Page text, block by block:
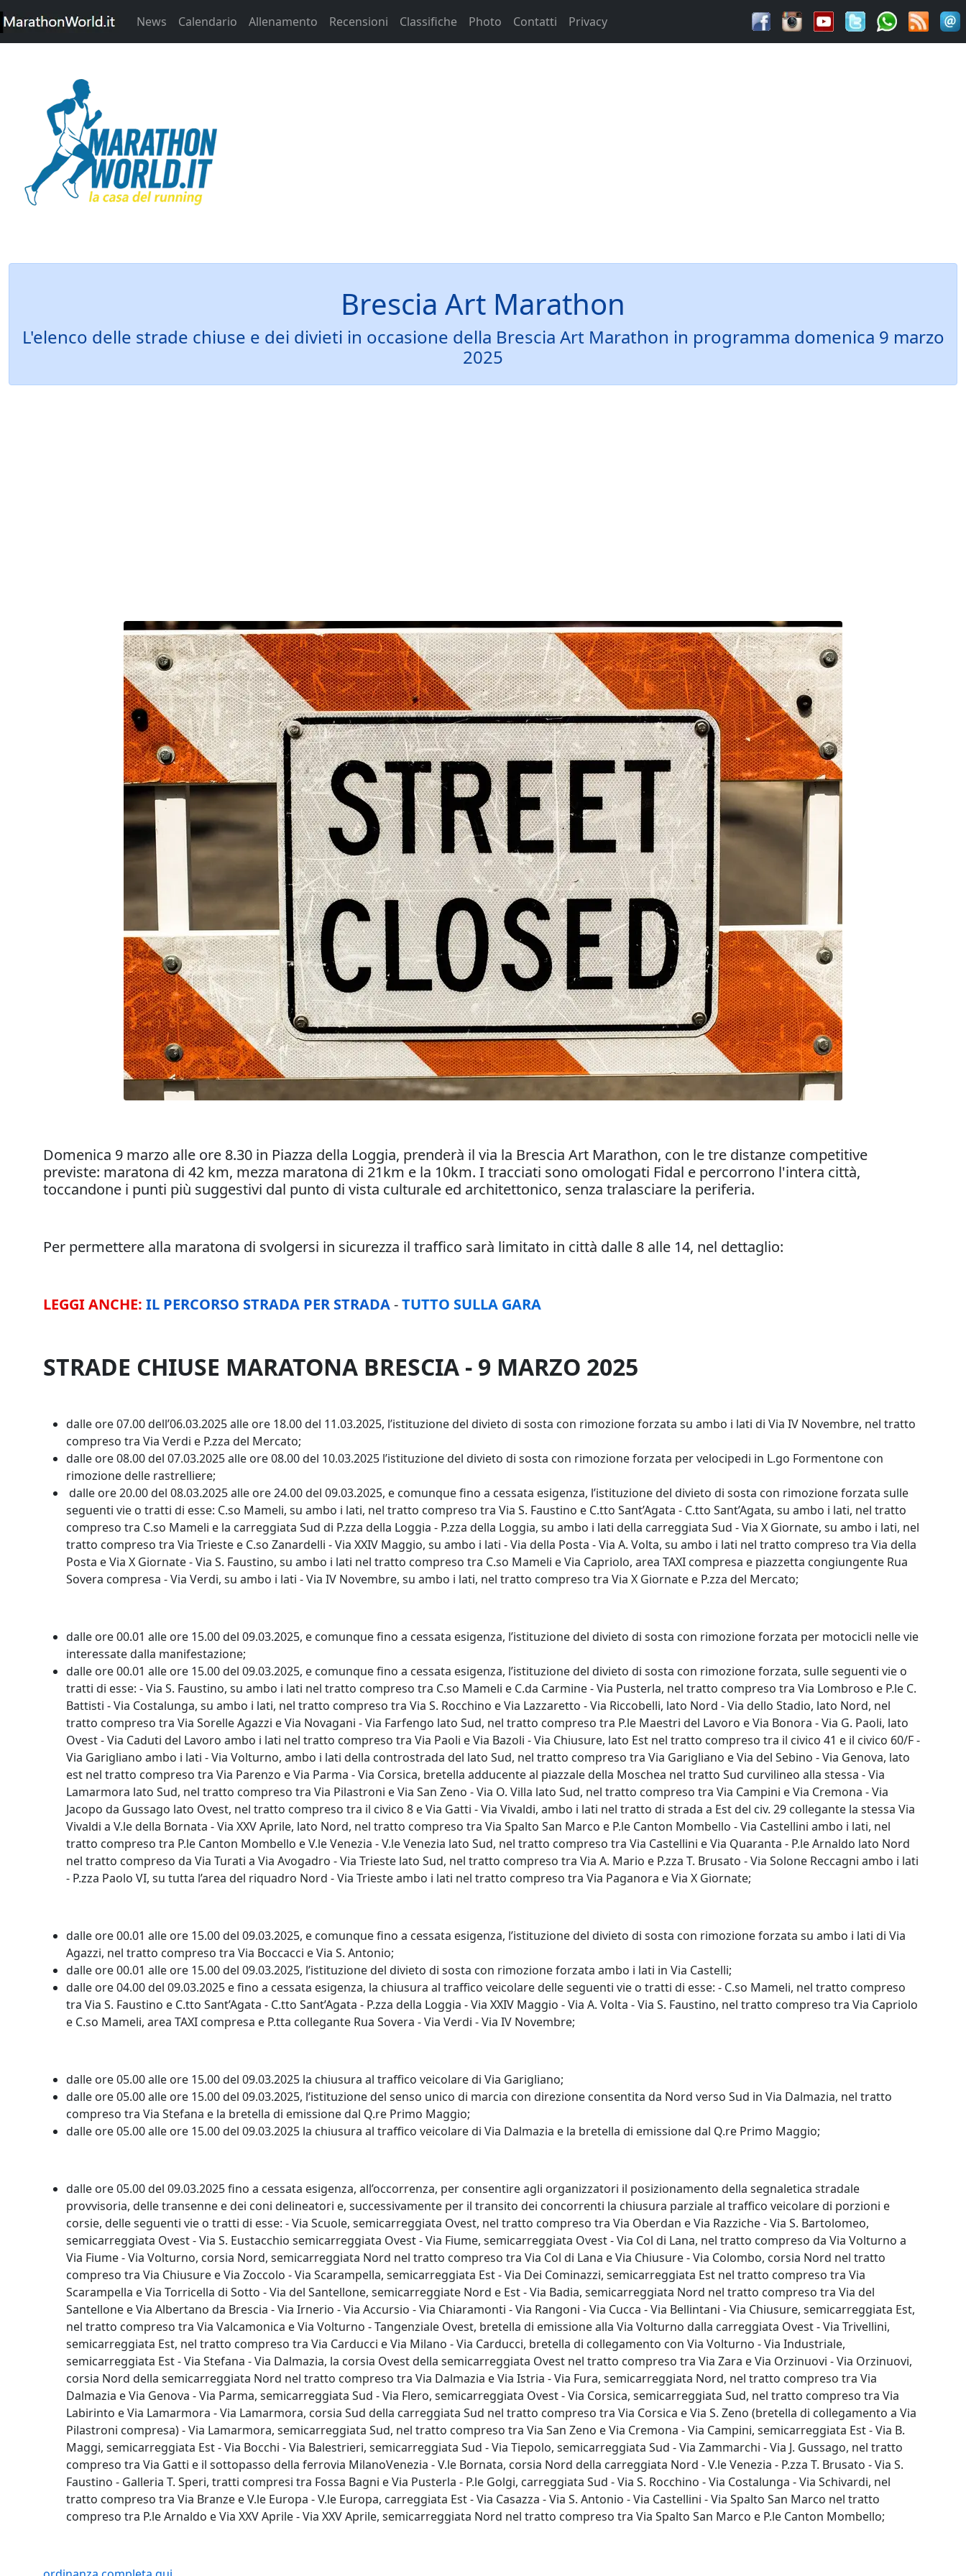
News Calendario Allenamento Recensioni Classifiche Photo Contatti Privacy
Brescia Art Marathon
L'elenco delle strade chiuse e dei divieti in occasione della Brescia Art Marathon in programma domenica 9 marzo
2025
Domenica 9 marzo alle ore 8.30 in Piazza della Loggia, prenderà il via la Brescia Art Marathon, con le tre distanze competitive
previste: maratona di 42 km, mezza maratona di 21km e la 10km. I tracciati sono omologati Fidal e percorrono l'intera città,
toccandone i punti più suggestivi dal punto di vista culturale ed architettonico, senza tralasciare la periferia.
Per permettere alla maratona di svolgersi in sicurezza il traffico sarà limitato in città dalle 8 alle 14, nel dettaglio:
LEGGI ANCHE: IL PERCORSO STRADA PER STRADA-TUTTO SULLA GARA
STRADE CHIUSE MARATONA BRESCIA - 9 MARZO 2025
dalle ore 07.00 dell’06.03.2025 alle ore 18.00 del 11.03.2025, l’istituzione del divieto di sosta con rimozione forzata su ambo i lati di Via IV Novembre, nel tratto
compreso tra Via Verdi e P.zza del Mercato;
dalle ore 08.00 del 07.03.2025 alle ore 08.00 del 10.03.2025 l’istituzione del divieto di sosta con rimozione forzata per velocipedi in L.go Formentone con
rimozione delle rastrelliere;
dalle ore 20.00 del 08.03.2025 alle ore 24.00 del 09.03.2025, e comunque fino a cessata esigenza, l’istituzione del divieto di sosta con rimozione forzata sulle
seguenti vie o tratti di esse: C.so Mameli, su ambo i lati, nel tratto compreso tra Via S. Faustino e C.tto Sant’Agata - C.tto Sant’Agata, su ambo i lati, nel tratto
compreso tra C.so Mameli e la carreggiata Sud di P.zza della Loggia - P.zza della Loggia, su ambo i lati della carreggiata Sud - Via X Giornate, su ambo i lati, nel
tratto compreso tra Via Trieste e C.so Zanardelli - Via XXIV Maggio, su ambo i lati - Via della Posta - Via A. Volta, su ambo i lati nel tratto compreso tra Via della
Posta e Via X Giornate - Via S. Faustino, su ambo i lati nel tratto compreso tra C.so Mameli e Via Capriolo, area TAXI compresa e piazzetta congiungente Rua
Sovera compresa - Via Verdi, su ambo i lati - Via IV Novembre, su ambo i lati, nel tratto compreso tra Via X Giornate e P.zza del Mercato;
dalle ore 00.01 alle ore 15.00 del 09.03.2025, e comunque fino a cessata esigenza, l’istituzione del divieto di sosta con rimozione forzata per motocicli nelle vie
interessate dalla manifestazione;
dalle ore 00.01 alle ore 15.00 del 09.03.2025, e comunque fino a cessata esigenza, l’istituzione del divieto di sosta con rimozione forzata, sulle seguenti vie o
tratti di esse: - Via S. Faustino, su ambo i lati nel tratto compreso tra C.so Mameli e C.da Carmine - Via Pusterla, nel tratto compreso tra Via Lombroso e P.le C.
Battisti - Via Costalunga, su ambo i lati, nel tratto compreso tra Via S. Rocchino e Via Lazzaretto - Via Riccobelli, lato Nord - Via dello Stadio, lato Nord, nel
tratto compreso tra Via Sorelle Agazzi e Via Novagani - Via Farfengo lato Sud, nel tratto compreso tra P.le Maestri del Lavoro e Via Bonora - Via G. Paoli, lato
Ovest - Via Caduti del Lavoro ambo i lati nel tratto compreso tra Via Paoli e Via Bazoli - Via Chiusure, lato Est nel tratto compreso tra il civico 41 e il civico 60/F -
Via Garigliano ambo i lati - Via Volturno, ambo i lati della controstrada del lato Sud, nel tratto compreso tra Via Garigliano e Via del Sebino - Via Genova, lato
est nel tratto compreso tra Via Parenzo e Via Parma - Via Corsica, bretella adducente al piazzale della Moschea nel tratto Sud curvilineo alla stessa - Via
Lamarmora lato Sud, nel tratto compreso tra Via Pilastroni e Via San Zeno - Via O. Villa lato Sud, nel tratto compreso tra Via Campini e Via Cremona - Via
Jacopo da Gussago lato Ovest, nel tratto compreso tra il civico 8 e Via Gatti - Via Vivaldi, ambo i lati nel tratto di strada a Est del civ. 29 collegante la stessa Via
Vivaldi a V.le della Bornata - Via XXV Aprile, lato Nord, nel tratto compreso tra Via Spalto San Marco e P.le Canton Mombello - Via Castellini ambo i lati, nel
tratto compreso tra P.le Canton Mombello e V.le Venezia - V.le Venezia lato Sud, nel tratto compreso tra Via Castellini e Via Quaranta - P.le Arnaldo lato Nord
nel tratto compreso da Via Turati a Via Avogadro - Via Trieste lato Sud, nel tratto compreso tra Via A. Mario e P.zza T. Brusato - Via Solone Reccagni ambo i lati
- P.zza Paolo VI, su tutta l’area del riquadro Nord - Via Trieste ambo i lati nel tratto compreso tra Via Paganora e Via X Giornate;
dalle ore 00.01 alle ore 15.00 del 09.03.2025, e comunque fino a cessata esigenza, l’istituzione del divieto di sosta con rimozione forzata su ambo i lati di Via
Agazzi, nel tratto compreso tra Via Boccacci e Via S. Antonio;
dalle ore 00.01 alle ore 15.00 del 09.03.2025, l’istituzione del divieto di sosta con rimozione forzata ambo i lati in Via Castelli;
dalle ore 04.00 del 09.03.2025 e fino a cessata esigenza, la chiusura al traffico veicolare delle seguenti vie o tratti di esse: - C.so Mameli, nel tratto compreso
tra Via S. Faustino e C.tto Sant’Agata - C.tto Sant’Agata - P.zza della Loggia - Via XXIV Maggio - Via A. Volta - Via S. Faustino, nel tratto compreso tra Via Capriolo
e C.so Mameli, area TAXI compresa e P.tta collegante Rua Sovera - Via Verdi - Via IV Novembre;
dalle ore 05.00 alle ore 15.00 del 09.03.2025 la chiusura al traffico veicolare di Via Garigliano;
dalle ore 05.00 alle ore 15.00 del 09.03.2025, l’istituzione del senso unico di marcia con direzione consentita da Nord verso Sud in Via Dalmazia, nel tratto
compreso tra Via Stefana e la bretella di emissione dal Q.re Primo Maggio;
dalle ore 05.00 alle ore 15.00 del 09.03.2025 la chiusura al traffico veicolare di Via Dalmazia e la bretella di emissione dal Q.re Primo Maggio;
dalle ore 05.00 del 09.03.2025 fino a cessata esigenza, all’occorrenza, per consentire agli organizzatori il posizionamento della segnaletica stradale
provvisoria, delle transenne e dei coni delineatori e, successivamente per il transito dei concorrenti la chiusura parziale al traffico veicolare di porzioni e
corsie, delle seguenti vie o tratti di esse: - Via Scuole, semicarreggiata Ovest, nel tratto compreso tra Via Oberdan e Via Razziche - Via S. Bartolomeo,
semicarreggiata Ovest - Via S. Eustacchio semicarreggiata Ovest - Via Fiume, semicarreggiata Ovest - Via Col di Lana, nel tratto compreso da Via Volturno a
Via Fiume - Via Volturno, corsia Nord, semicarreggiata Nord nel tratto compreso tra Via Col di Lana e Via Chiusure - Via Colombo, corsia Nord nel tratto
compreso tra Via Chiusure e Via Zoccolo - Via Scarampella, semicarreggiata Est - Via Dei Cominazzi, semicarreggiata Est nel tratto compreso tra Via
Scarampella e Via Torricella di Sotto - Via del Santellone, semicarreggiate Nord e Est - Via Badia, semicarreggiata Nord nel tratto compreso tra Via del
Santellone e Via Albertano da Brescia - Via Irnerio - Via Accursio - Via Chiaramonti - Via Rangoni - Via Cucca - Via Bellintani - Via Chiusure, semicarreggiata Est,
nel tratto compreso tra Via Valcamonica e Via Volturno - Tangenziale Ovest, bretella di emissione alla Via Volturno dalla carreggiata Ovest - Via Trivellini,
semicarreggiata Est, nel tratto compreso tra Via Carducci e Via Milano - Via Carducci, bretella di collegamento con Via Volturno - Via Industriale,
semicarreggiata Est - Via Stefana - Via Dalmazia, la corsia Ovest della semicarreggiata Ovest nel tratto compreso tra Via Zara e Via Orzinuovi - Via Orzinuovi,
corsia Nord della semicarreggiata Nord nel tratto compreso tra Via Dalmazia e Via Istria - Via Fura, semicarreggiata Nord, nel tratto compreso tra Via
Dalmazia e Via Genova - Via Parma, semicarreggiata Sud - Via Flero, semicarreggiata Ovest - Via Corsica, semicarreggiata Sud, nel tratto compreso tra Via
Labirinto e Via Lamarmora - Via Lamarmora, corsia Sud della carreggiata Sud nel tratto compreso tra Via Corsica e Via S. Zeno (bretella di collegamento a Via
Pilastroni compresa) - Via Lamarmora, semicarreggiata Sud, nel tratto compreso tra Via San Zeno e Via Cremona - Via Campini, semicarreggiata Est - Via B.
Maggi, semicarreggiata Est - Via Bocchi - Via Balestrieri, semicarreggiata Sud - Via Tiepolo, semicarreggiata Sud - Via Zammarchi - Via J. Gussago, nel tratto
compreso tra Via Gatti e il sottopasso della ferrovia MilanoVenezia - V.le Bornata, corsia Nord della carreggiata Nord - V.le Venezia - P.zza T. Brusato - Via S.
Faustino - Galleria T. Speri, tratti compresi tra Fossa Bagni e Via Pusterla - P.le Golgi, carreggiata Sud - Via S. Rocchino - Via Costalunga - Via Schivardi, nel
tratto compreso tra Via Branze e V.le Europa - V.le Europa, carreggiata Est - Via Casazza - Via S. Antonio - Via Castellini - Via Spalto San Marco nel tratto
compreso tra P.le Arnaldo e Via XXV Aprile - Via XXV Aprile, semicarreggiata Nord nel tratto compreso tra Via Spalto San Marco e P.le Canton Mombello;